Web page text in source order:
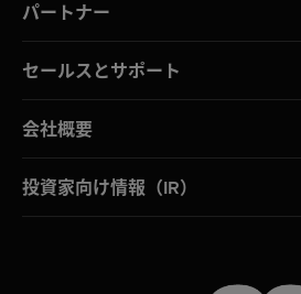
パートナー
セールスとサポート
会社概要
投資家向け情報（IR）